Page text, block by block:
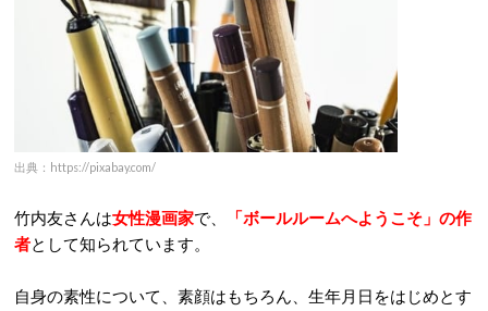
出典：https://pixabay.com/
竹内友さんは女性漫画家で、
「ボールルームへようこそ」の作
者として知られています。
自身の素性について、素顔はもちろん、生年月日をはじめとす